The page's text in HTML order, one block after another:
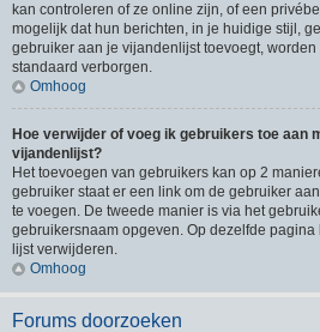
kan controleren of ze online zijn, of een
mogelijk dat hun berichten, in je huidige stijl,
gebruiker aan je vijandenlijst toevoegt,
standaard verborgen.
Omhoog
Hoe verwijder of voeg ik gebruikers toe aan
vijandenlijst?
Het toevoegen van gebruikers kan op 2
gebruiker staat er een link om de gebruiker
te voegen. De tweede manier is via het
gebruikersnaam opgeven. Op dezelfde
lijst verwijderen.
Omhoog
Forums doorzoeken